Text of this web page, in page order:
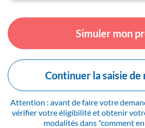
Simuler mon
Continuer la saisie de
Attention : avant de faire votre
vérifier votre éligibilité et obtenir
modalités dans "comment